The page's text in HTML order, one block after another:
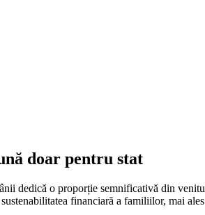
doar pentru stat
dedică o proporție semnificativă din
financiară a familiilor, mai